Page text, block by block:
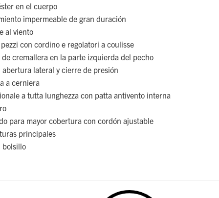
en el cuerpo
impermeable de gran duración
al viento
con cordino e regolatori a coulisse
cremallera en la parte izquierda del pecho
lateral y cierre de presión
a cerniera
a tutta lunghezza con patta antivento interna
para mayor cobertura con cordón ajustable
principales
bolsillo